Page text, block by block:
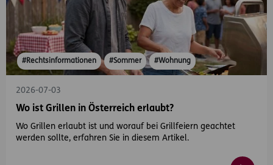
#Rechtsinformationen #Sommer #Wohnung
2026-07-03
Wo ist Grillen in Österreich erlaubt?
Wo Grillen erlaubt ist und worauf bei Grillfeiern geachtet
werden sollte, erfahren Sie in diesem Artikel.